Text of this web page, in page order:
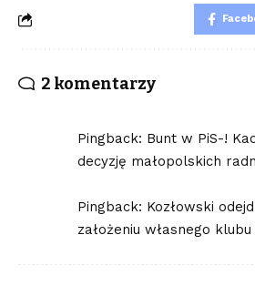
2 komentarzy
Pingback: Bunt w PiS-!
decyzję małopolskich
Pingback: Kozłowski
założeniu własnego